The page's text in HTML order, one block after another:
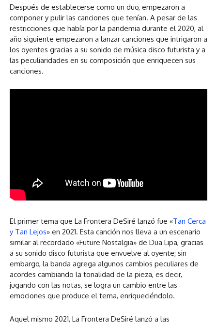
Después de establecerse como un duo, empezaron a
componer y pulir las canciones que tenían. A pesar de las
restricciones que había por la pandemia durante el 2020, al
año siguiente empezaron a lanzar canciones que intrigaron a
los oyentes gracias a su sonido de música disco futurista y a
las peculiaridades en su composición que enriquecen sus
canciones.
El primer tema que La Frontera DeSiré lanzó fue «Tan Cerca
y Tan Lejos» en 2021. Esta canción nos lleva a un escenario
similar al recordado «Future Nostalgia» de Dua Lipa, gracias
a su sonido disco futurista que envuelve al oyente; sin
embargo, la banda agrega algunos cambios peculiares de
acordes cambiando la tonalidad de la pieza, es decir,
jugando con las notas, se logra un cambio entre las
emociones que produce el tema, enriqueciéndolo.
Aquel mismo 2021, La Frontera DeSiré lanzó a las